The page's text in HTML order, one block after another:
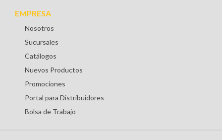
EMPRESA
Nosotros
Sucursales
Catálogos
Nuevos Productos
Promociones
Portal para Distribuidores
Bolsa de Trabajo